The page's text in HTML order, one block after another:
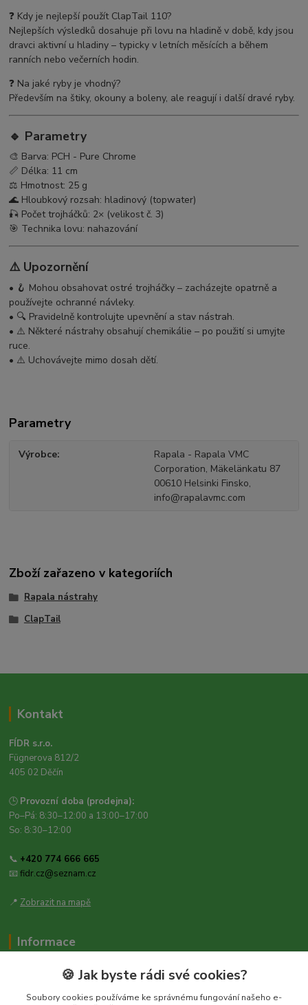
❓ Kdy je nejlepší použít ClapTail 110?
Nejlepších výsledků dosahuje při lovu na hladině v době, kdy jsou
dravci aktivní u hladiny – typicky v letních měsících a během
ranních nebo večerních hodin.
❓ Na jaké ryby je vhodný?
Především na štiky, okouny a boleny, ale reagují i další dravé ryby.
🔹 Parametry
🎨 Barva: PCH - Pure Chrome
📏 Délka: 11 cm
⚖️ Hmotnost: 25 g
🌊 Hloubkový rozsah: hladinový (topwater)
🎣 Počet trojháčků: 2× (velikost č. 3)
🎯 Technika lovu: nahazování
⚠️ Upozornění
• 🪝 Mohou obsahovat ostré trojháčky – zacházejte opatrně a
používejte ochranné návleky.
• 🔍 Pravidelně kontrolujte upevnění a stav nástrah.
• ⚠️ Některé nástrahy obsahují chemikálie – po použití si umyjte
ruce.
• ⚠️ Uchovávejte mimo dosah dětí.
Parametry
Výrobce
Rapala - Rapala VMC
Corporation, Mäkelänkatu 87
00610 Helsinki Finsko,
info@rapalavmc.com
Zboží zařazeno v kategoriích
Rapala nástrahy
ClapTail
Kontakt
FÍDR s.r.o.
Fügnerova 812/2
405 02 Děčín
🕒 Provozní doba (prodejna):
Po–Pá: 8:30–12:00 a 13:00–17:00
So: 8:30–12:00
📞 +420 774 666 665
📧fidr.cz@seznam.cz
📍 Zobrazit na mapě
Informace
Zásady ochrany osobních údajů
Kontakt
🍪 Jak byste rádi své cookies?
Soubory cookies používáme ke správnému fungování našeho e-